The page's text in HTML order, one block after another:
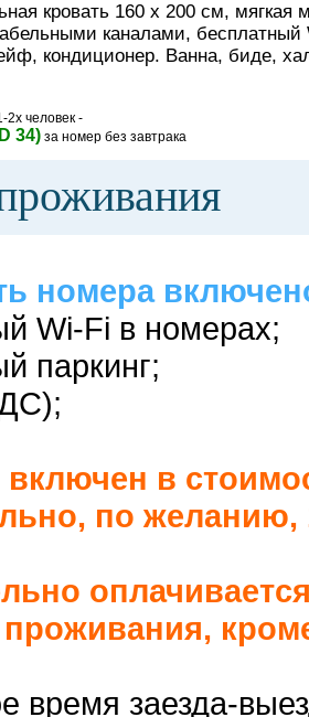
кровать 160 х 200 см, мягкая
каналами, бесплатный
кондиционер. Ванна, биде,
человек -
34) за номер без завтрака
номера
Wi-Fi в номерах;
паркинг;
включен в
по желанию,
проживания,
время заезда-